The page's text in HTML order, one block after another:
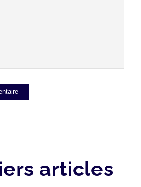
articles